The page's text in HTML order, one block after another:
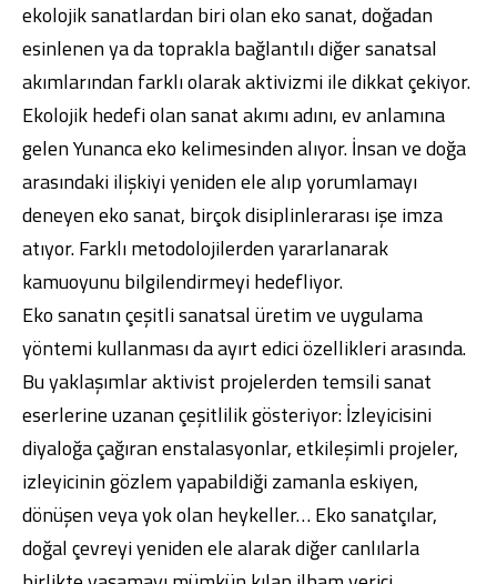
ekolojik sanatlardan biri olan eko sanat, doğadan
esinlenen ya da toprakla bağlantılı diğer sanatsal
akımlarından farklı olarak aktivizmi ile dikkat çekiyor.
Ekolojik hedefi olan sanat akımı adını, ev anlamına
gelen Yunanca eko kelimesinden alıyor. İnsan ve doğa
arasındaki ilişkiyi yeniden ele alıp yorumlamayı
deneyen eko sanat, birçok disiplinlerarası işe imza
atıyor. Farklı metodolojilerden yararlanarak
kamuoyunu bilgilendirmeyi hedefliyor.
Eko sanatın çeşitli sanatsal üretim ve uygulama
yöntemi kullanması da ayırt edici özellikleri arasında.
Bu yaklaşımlar aktivist projelerden temsili sanat
eserlerine uzanan çeşitlilik gösteriyor: İzleyicisini
diyaloğa çağıran enstalasyonlar, etkileşimli projeler,
izleyicinin gözlem yapabildiği zamanla eskiyen,
dönüşen veya yok olan heykeller… Eko sanatçılar,
doğal çevreyi yeniden ele alarak diğer canlılarla